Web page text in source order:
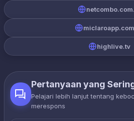
highlive.tv
Pertanyaan yang
Pelajari lebih lanjut tentang
merespons